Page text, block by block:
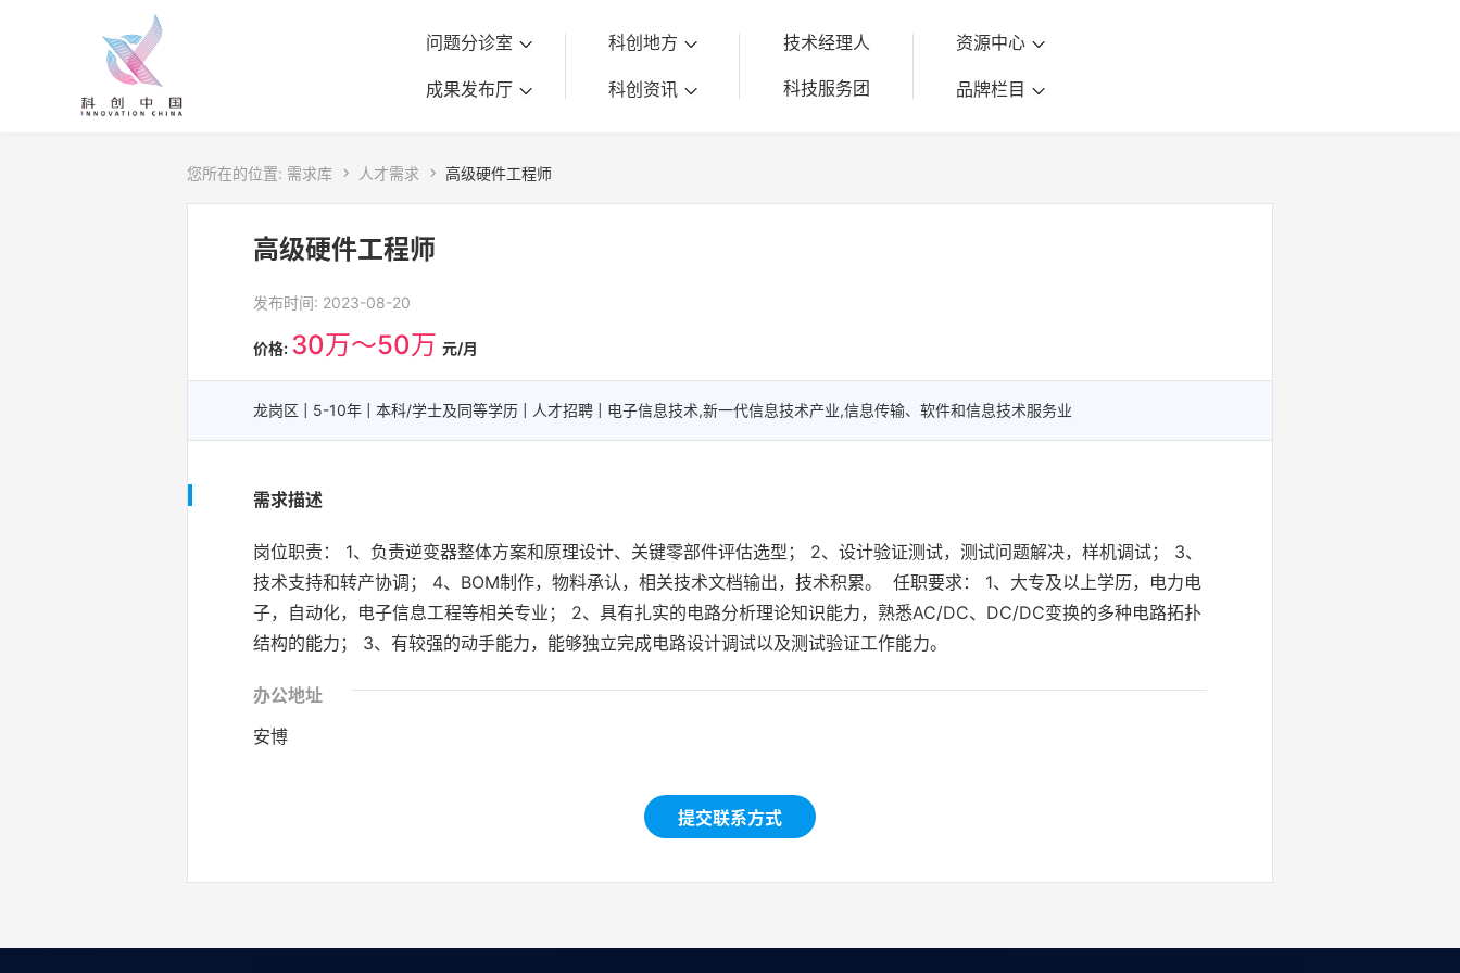
问题分诊室
成果发布厅
科创地方
科创资讯
技术经理人
科技服务团
资源中心
品牌栏目
您所在的位置: 需求库  人才需求  高级硬件工程师
高级硬件工程师
发布时间: 2023-08-20
价格: 30万～50万 元/月
龙岗区 | 5-10年 | 本科/学士及同等学历 | 人才招聘 | 电子信息技术,新一代信息技术产业,信息传输、软件和信息技术服务业
需求描述
岗位职责： 1、负责逆变器整体方案和原理设计、关键零部件评估选型； 2、设计验证测试，测试问题解决，样机调试； 3、
技术支持和转产协调； 4、BOM制作，物料承认，相关技术文档输出，技术积累。 任职要求： 1、大专及以上学历，电力电
子，自动化，电子信息工程等相关专业； 2、具有扎实的电路分析理论知识能力，熟悉AC/DC、DC/DC变换的多种电路拓扑
结构的能力； 3、有较强的动手能力，能够独立完成电路设计调试以及测试验证工作能力。
办公地址
安博
提交联系方式